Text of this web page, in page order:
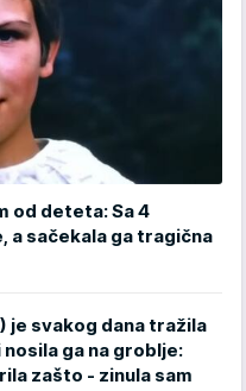
od deteta: Sa 4
a sačekala ga tragična
je svakog dana tražila
nosila ga na groblje:
zašto - zinula sam